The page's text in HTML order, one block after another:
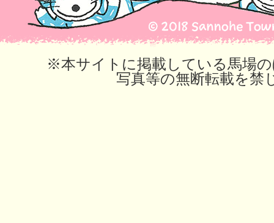
※本サイトに掲載している馬場
写真等の無断転載を禁